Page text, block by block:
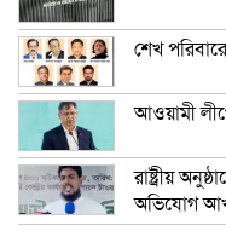
শেখ
আওয়ামী
রাষ্ট্রীয়
অভিযোগ